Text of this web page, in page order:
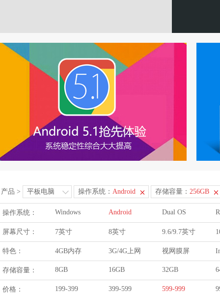
产品 > 平板电脑 操作系统： Android 存储容量： 256GB
操作系统： Windows Android Dual OS
屏幕尺寸： 7英寸 8英寸 9.6/9.7英寸
特色： 4GB内存 3G/4G上网 视网膜屏
存储容量： 8GB 16GB 32GB
价格： 199-399 399-599 599-999